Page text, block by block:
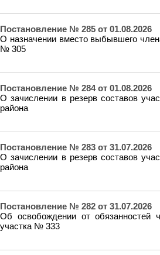
Постановление № 285 от 01.08.2026
О назначении вместо выбывшего
№ 305
Постановление № 284 от 01.08.2026
О зачислении в резерв составов
района
Постановление № 283 от 31.07.2026
О зачислении в резерв составов
района
Постановление № 282 от 31.07.2026
Об освобождении от обязанностей
участка № 333